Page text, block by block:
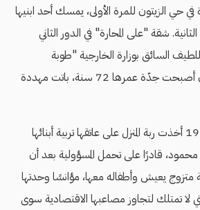
في حي الزيتون للمرة الأولى، يمسك أحد ابنيها
شقة "على المحارة" في الدور الثاني
السائق بوزارة الخارجية "طوبة
تلو طوبة". اليوم وبعد أن أصبحت جدّة عمرها 72 سنة، باتت مهددة
بعد وفاة زوجها عام 1986 أخذت ربة المنزل على عاتقها تربية أبنائها
محمود، قادرًا على تحمل المسؤولية بعد أن
يعيش وأطفاله معها، مؤانسًا وحدتها
لا تمتلك لتجاوز مصاعبها الاقتصادية سوى